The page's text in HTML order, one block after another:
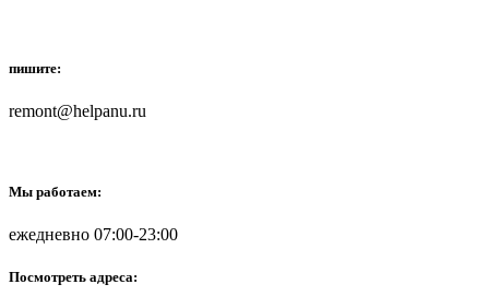
пишите:
remont@helpanu.ru
Мы работаем:
ежедневно 07:00-23:00
Посмотреть адреса: